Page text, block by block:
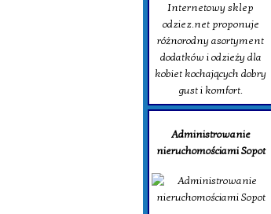
Internetowy sklep
odziez.net proponuje
różnorodny asortyment
dodatków i odzieży dla
kobiet kochających dobry
gust i komfort.
Administrowanie
nieruchomościami Sopot